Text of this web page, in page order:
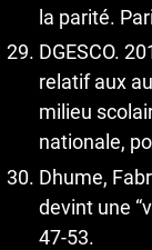
la parité.
DGESCO.
relatif aux
milieu
nationale,
Dhume,
devint une
47-53.